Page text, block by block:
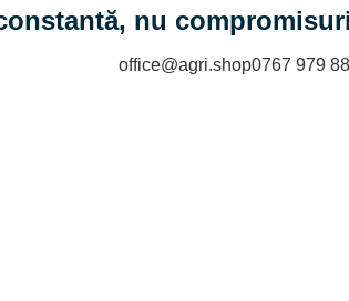
nu
office@agri.shop0767 979